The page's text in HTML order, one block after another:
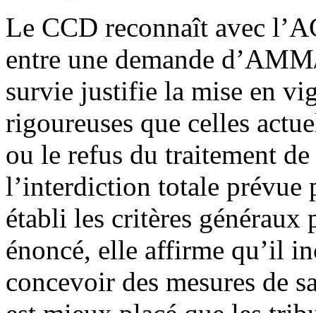
Le CCD reconnaît avec
entre une demande
survie justifie la mise en
rigoureuses que celles
ou le refus du traitement
l’interdiction totale prévue
établi les critères
énoncé, elle affirme qu’il
concevoir des mesures de